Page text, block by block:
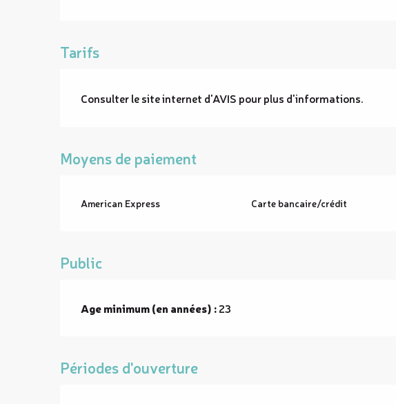
Tarifs
Consulter le site internet d'AVIS pour plus d'informations.
Moyens de paiement
American Express Carte bancaire/crédit
Public
Age minimum (en années) :23
Périodes d'ouverture